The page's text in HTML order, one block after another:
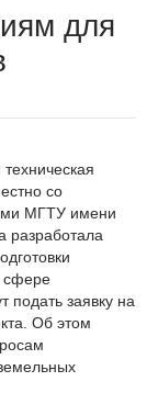
для
со
МГТУ имени
разработала
сфере
подать заявку на
Об этом